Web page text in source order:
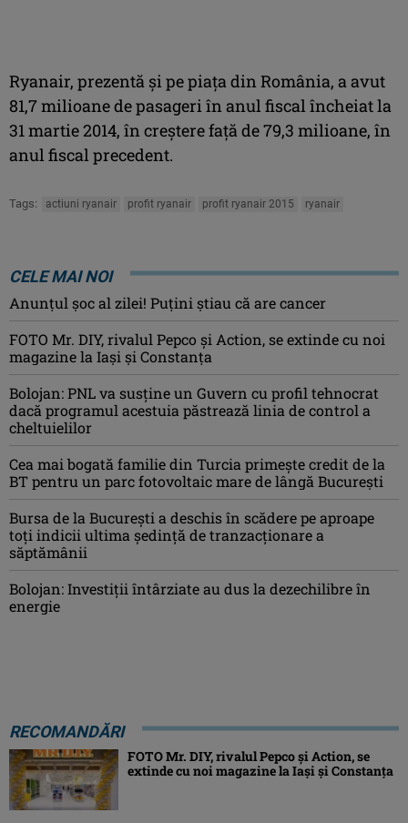
Ryanair, prezentă şi pe piaţa din România, a avut
81,7 milioane de pasageri în anul fiscal încheiat la
31 martie 2014, în creştere faţă de 79,3 milioane, în
anul fiscal precedent.
Tags: actiuni ryanair profit ryanair profit ryanair 2015 ryanair
CELE MAI NOI
Anunţul şoc al zilei! Puţini ştiau că are cancer
FOTO Mr. DIY, rivalul Pepco și Action, se extinde cu noi
magazine la Iași și Constanța
Bolojan: PNL va susţine un Guvern cu profil tehnocrat
dacă programul acestuia păstrează linia de control a
cheltuielilor
Cea mai bogată familie din Turcia primește credit de la
BT pentru un parc fotovoltaic mare de lângă București
Bursa de la Bucureşti a deschis în scădere pe aproape
toţi indicii ultima şedinţă de tranzacţionare a
săptămânii
Bolojan: Investiţii întârziate au dus la dezechilibre în
energie
RECOMANDĂRI
FOTO Mr. DIY, rivalul Pepco și Action, se
extinde cu noi magazine la Iași și Constanța